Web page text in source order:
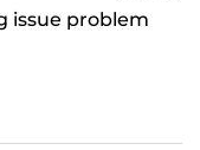
issue problem